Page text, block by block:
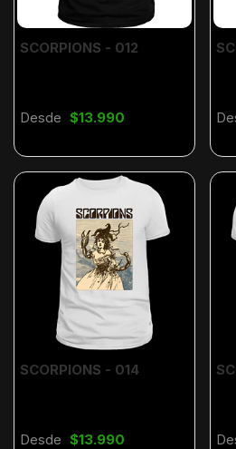
SCORPIONS - 012
Desde $13.990
SCORPIONS - 014
Desde $13.990